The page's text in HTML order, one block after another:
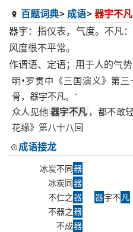
百题词典 成语 器宇不凡
器宇：指仪表，气度。不凡
风度很不平常。
作谓语、定语；用于人的气势
明•罗贯中《三国演义》第
骨，器宇不凡。"
众人见他 器宇不凡 ，都不敢
花缘》第八十八回
成语接龙
冰炭不同器
冰炭同器
不仁之器
不器之器
不成器
器宇不凡